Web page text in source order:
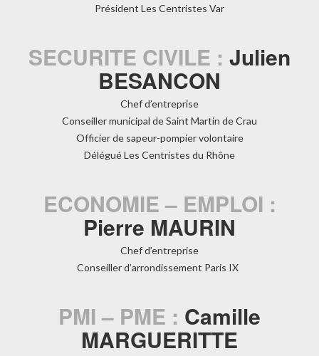
Président Les Centristes Var
SECURITE CIVILE : Julien
BESANCON
Chef d’entreprise
Conseiller municipal de Saint Martin de Crau
Officier de sapeur-pompier volontaire
Délégué Les Centristes du Rhône
ECONOMIE – EMPLOI :
Pierre MAURIN
Chef d’entreprise
Conseiller d’arrondissement Paris IX
PMI – PME : Camille
MARGUERITTE